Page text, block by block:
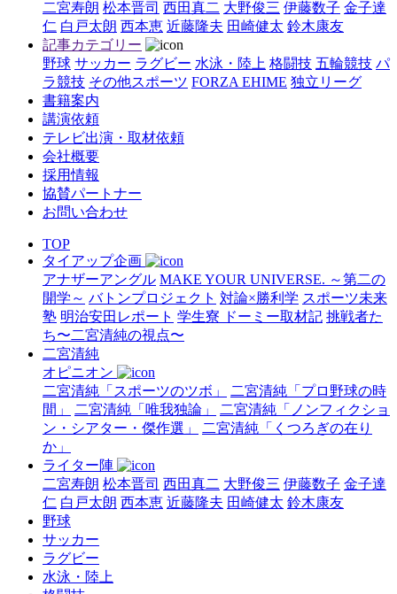
二宮寿朗 松本晋司 西田真二 大野俊三 伊藤数子 金子達
仁 白戸太朗 西本恵 近藤隆夫 田崎健太 鈴木康友
記事カテゴリー
野球 サッカー ラグビー 水泳・陸上 格闘技 五輪競技 パ
ラ競技 その他スポーツ FORZA EHIME 独立リーグ
書籍案内
講演依頼
テレビ出演・取材依頼
会社概要
採用情報
協賛パートナー
お問い合わせ
TOP
タイアップ企画
アナザーアングル MAKE YOUR UNIVERSE. ～第二の
開学～ バトンプロジェクト 対論×勝利学 スポーツ未来
塾 明治安田レポート 学生寮 ドーミー取材記 挑戦者た
ち〜二宮清純の視点〜
二宮清純
オピニオン
二宮清純「スポーツのツボ」
二宮清純「プロ野球の時
間」
二宮清純「唯我独論」
二宮清純「ノンフィクショ
ン・シアター・傑作選」
二宮清純「くつろぎの在り
か」
ライター陣
二宮寿朗 松本晋司 西田真二 大野俊三 伊藤数子 金子達
仁 白戸太朗 西本恵 近藤隆夫 田崎健太 鈴木康友
野球
サッカー
ラグビー
水泳・陸上